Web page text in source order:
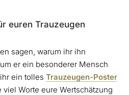
euren Trauzeugen
sagen, warum ihr ihn
er ein besonderer Mensch
ein tolles Trauzeugen-Poster
Worte eure Wertschätzung